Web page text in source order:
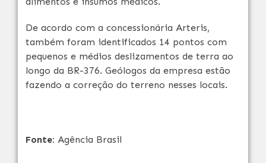
De acordo com a concessionária Arteris,
também foram identificados 14 pontos com
pequenos e médios deslizamentos de terra ao
longo da BR-376. Geólogos da empresa estão
fazendo a correção do terreno nesses locais.
Fonte: Agência Brasil